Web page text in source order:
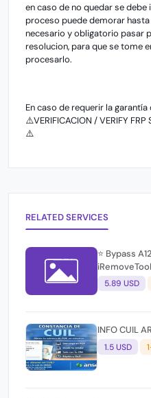
en caso de no quedar se
proceso puede demorar
necesario y obligatorio pasar
resolucion, para que se tome
procesarlo.
En caso de requerir la
⚠️VERIFICACION / VERIFY
⚠️
RELATED SERVICES
⭐️ Bypass
5.89 USD
INFO CUIL
1.5 USD